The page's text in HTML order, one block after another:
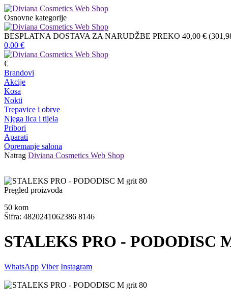
Osnovne kategorije
BESPLATNA DOSTAVA ZA NARUDŽBE PREKO 40,00 €
0,00 €
€
Brandovi
Akcije
Kosa
Nokti
Trepavice i obrve
Njega lica i tijela
Pribori
Aparati
Opremanje salona
Natrag Diviana Cosmetics Web Shop
Pregled proizvoda
50 kom
Šifra: 4820241062386 8146
STALEKS PRO - PODODISC
WhatsApp Viber Instagram